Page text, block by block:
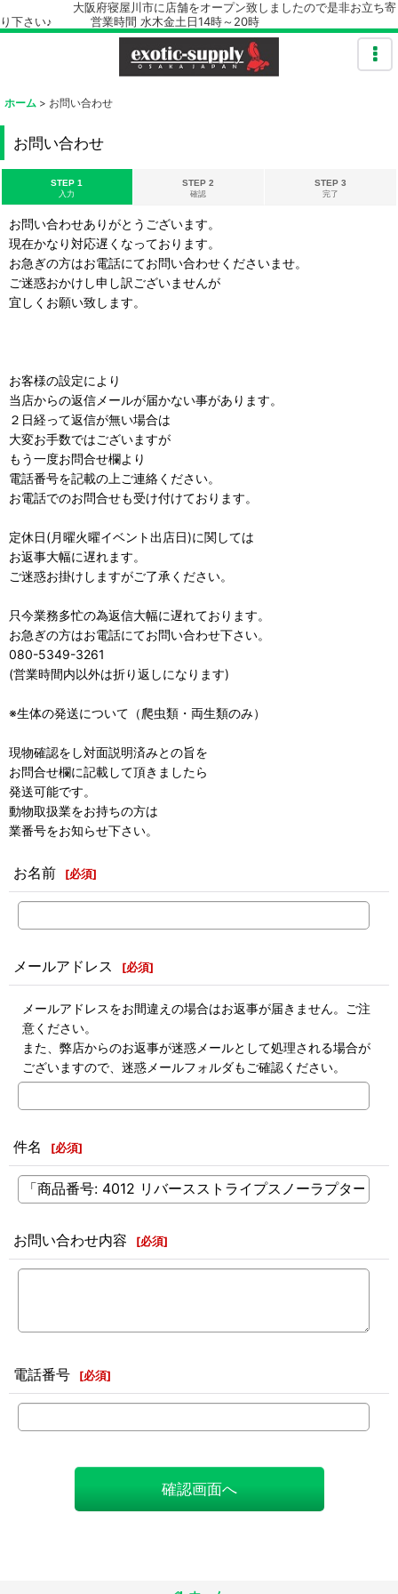
大阪府寝屋川市に店舗をオープン致しましたので是非お立ち寄
り下さい♪ 営業時間 水木金土日14時～20時
ホーム > お問い合わせ
お問い合わせ
STEP 1
入力
STEP 2
確認
STEP 3
完了
お問い合わせありがとうございます。
現在かなり対応遅くなっております。
お急ぎの方はお電話にてお問い合わせくださいませ。
ご迷惑おかけし申し訳ございませんが
宜しくお願い致します。
お客様の設定により
当店からの返信メールが届かない事があります。
２日経って返信が無い場合は
大変お手数ではございますが
もう一度お問合せ欄より
電話番号を記載の上ご連絡ください。
お電話でのお問合せも受け付けております。
定休日(月曜火曜イベント出店日)に関しては
お返事大幅に遅れます。
ご迷惑お掛けしますがご了承ください。
只今業務多忙の為返信大幅に遅れております。
お急ぎの方はお電話にてお問い合わせ下さい。
080-5349-3261
(営業時間内以外は折り返しになります)
※生体の発送について（爬虫類・両生類のみ）
現物確認をし対面説明済みとの旨を
お問合せ欄に記載して頂きましたら
発送可能です。
動物取扱業をお持ちの方は
業番号をお知らせ下さい。
お名前 [必須]
メールアドレス [必須]
メールアドレスをお間違えの場合はお返事が届きません。ご注
意ください。
また、弊店からのお返事が迷惑メールとして処理される場合が
ございますので、迷惑メールフォルダもご確認ください。
件名 [必須]
お問い合わせ内容 [必須]
電話番号 [必須]
確認画面へ